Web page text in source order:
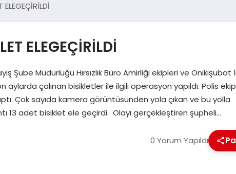
ELEGEÇİRİLDİ
ELEGEÇİRİLDİ
Şube Müdürlüğü Hırsızlık Büro Amirliği ekipleri ve Onikişubat
çalınan bisikletler ile ilgili operasyon yapıldı. Polis
Çok sayıda kamera görüntüsünden yola çıkan ve bu yolla
13 adet bisiklet ele geçirdi. Olayı gerçekleştiren şüpheli…
0 Yorum Yapıldı